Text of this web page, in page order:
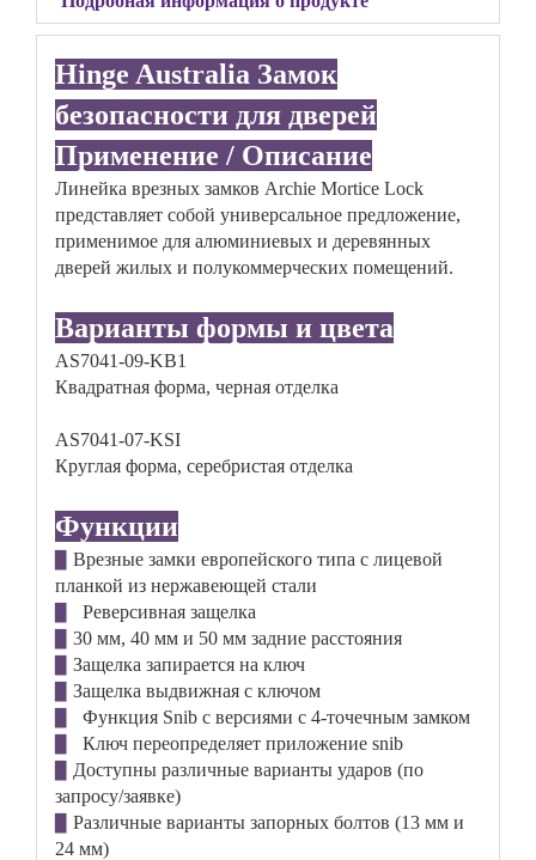
Hinge Australia Замок
безопасности для дверей
Применение / Описание
Линейка врезных замков Archie Mortice Lock
представляет собой универсальное предложение,
применимое для алюминиевых и деревянных
дверей жилых и полукоммерческих помещений.
Варианты формы и цвета
AS7041-09-KB1
Квадратная форма, черная отделка
AS7041-07-KSI
Круглая форма, серебристая отделка
Функции
Врезные замки европейского типа с лицевой
планкой из нержавеющей стали
Реверсивная защелка
30 мм, 40 мм и 50 мм задние расстояния
Защелка запирается на ключ
Защелка выдвижная с ключом
Функция Snib с версиями с 4-точечным замком
Ключ переопределяет приложение snib
Доступны различные варианты ударов (по
запросу/заявке)
Различные варианты запорных болтов (13 мм и
24 мм)